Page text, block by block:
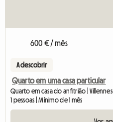
600 € / mês
A descobrir
Quarto em uma casa particular
Quarto em casa do anfitrião | Villennes-
1 pessoas | Mínimo de 1 mês